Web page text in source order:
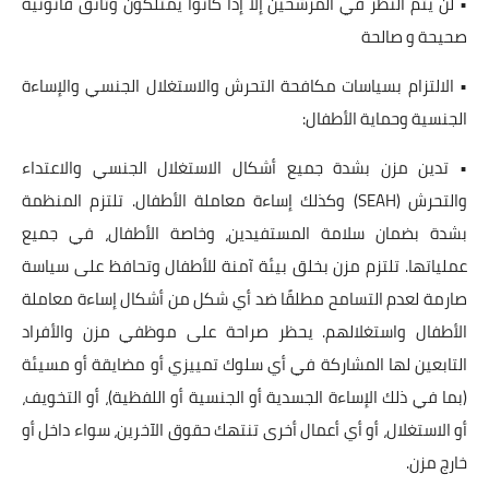
صحيحة و صالحة
• الالتزام بسياسات مكافحة التحرش والاستغلال الجنسي والإساءة
الجنسية وحماية الأطفال:
• تدين مزن بشدة جميع أشكال الاستغلال الجنسي والاعتداء
والتحرش (SEAH) وكذلك إساءة معاملة الأطفال. تلتزم المنظمة
بشدة بضمان سلامة المستفيدين، وخاصة الأطفال، في جميع
عملياتها. تلتزم مزن بخلق بيئة آمنة للأطفال وتحافظ على سياسة
صارمة لعدم التسامح مطلقًا ضد أي شكل من أشكال إساءة معاملة
الأطفال واستغلالهم. يحظر صراحة على موظفي مزن والأفراد
التابعين لها المشاركة في أي سلوك تمييزي أو مضايقة أو مسيئة
(بما في ذلك الإساءة الجسدية أو الجنسية أو اللفظية)، أو التخويف،
أو الاستغلال، أو أي أعمال أخرى تنتهك حقوق الآخرين، سواء داخل أو
خارج مزن.